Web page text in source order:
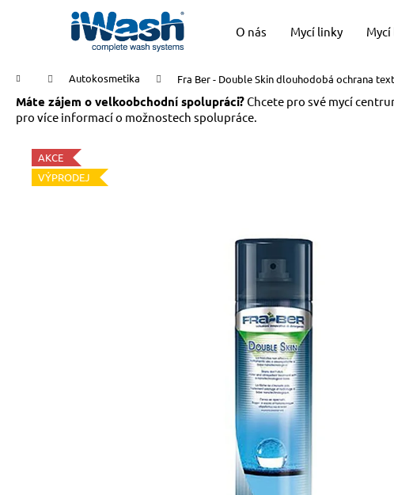
O nás Mycí linky
Domů Autokosmetika Fra Ber - Double Skin dlouhodobá ochrana
AKCE
VÝPRODEJ
Máte zájem o velkoobchodní spolupráci?Chcete pro své mycí
pro více informací o možnostech spolupráce.
Zpět
obchodu
Zpět
obchodu